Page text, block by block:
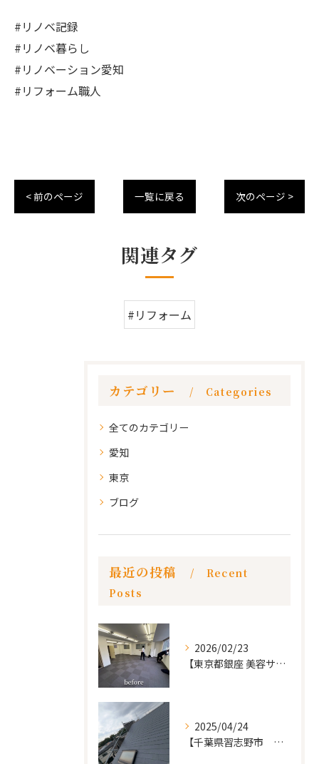
#リノベ記録
#リノベ暮らし
#リノベーション愛知
#リフォーム職人
< 前のページ 一覧に戻る 次のページ >
関連タグ
#リフォーム
カテゴリー Categories
全てのカテゴリー
愛知
東京
ブログ
最近の投稿
Recent
Posts
2026/02/23
【東京都銀座 美容サロン店舗工事】
2025/04/24
【千葉県習志野市 戸建て 屋根の葺き替え工事】